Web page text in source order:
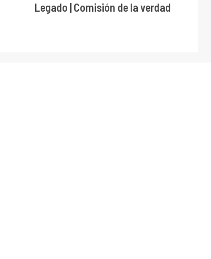
Legado | Comisión de la verdad